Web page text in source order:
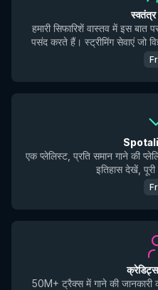
स्वतंत्र
हमारी सिफारिशें वास्तव में इस बात
पसंद करते हैं। स्ट्रीमिंग सेवाएं जो
एक प्लेलिस्ट, प्रति समान गाने की
इतिहास देखें, पूरी
50M+ ट्रैक्स में गाने की